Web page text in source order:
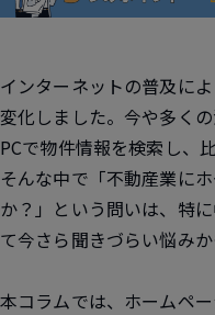
インターネットの普及に
変化しました。今や多く
PCで物件情報を検索し、
そんな中で「不動産業に
か？」という問いは、特
て今さら聞きづらい悩みか
本コラムでは、ホームペ